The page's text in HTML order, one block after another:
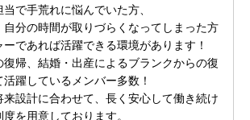
で手荒れに悩んでいた方、
自分の時間が取りづらくなってしまった方
であれば活躍できる環境があります！
帰、結婚・出産によるブランクからの復
躍しているメンバー多数！
設計に合わせて、長く安心して働き続け
を用意しております。